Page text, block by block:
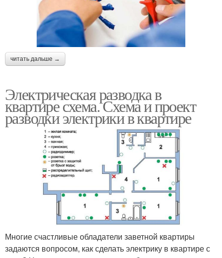
читать дальше →
Электрическая разводка в
квартире схема. Схема и проект
разводки электрики в квартире
Многие счастливые обладатели заветной квартиры
задаются вопросом, как сделать электрику в квартире с